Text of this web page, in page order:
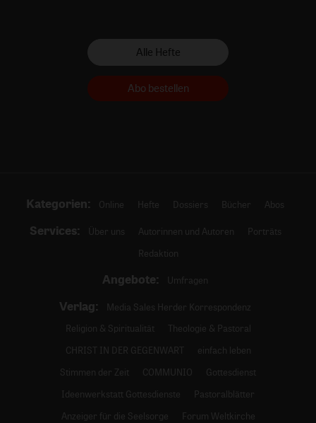
Alle Hefte
Abo bestellen
Kategorien: Online Hefte Dossiers Bücher Abos
Services: Über uns Autorinnen und Autoren
Porträts
Redaktion
Angebote: Umfragen
Verlag:
Media Sales Herder Korrespondenz
Religion & Spiritualität
Theologie & Pastoral
CHRIST IN DER GEGENWART
einfach leben
Stimmen der Zeit
COMMUNIO
Gottesdienst
Ideenwerkstatt Gottesdienste
Pastoralblätter
Anzeiger für die Seelsorge
Forum Weltkirche